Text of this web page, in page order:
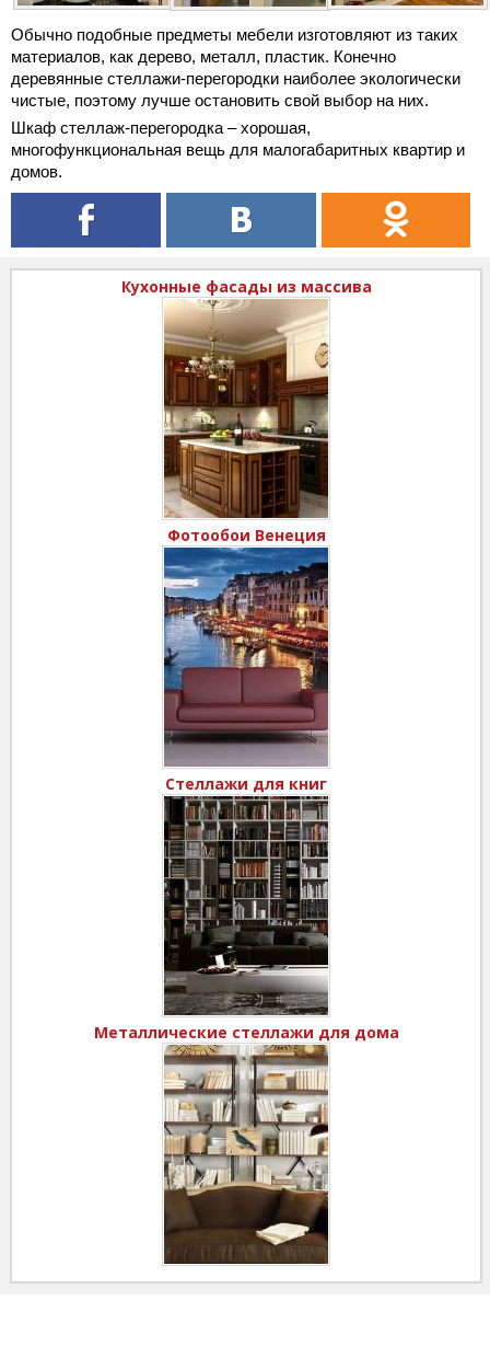
Обычно подобные предметы мебели изготовляют из таких
материалов, как дерево, металл, пластик. Конечно
деревянные стеллажи-перегородки наиболее экологически
чистые, поэтому лучше остановить свой выбор на них.
Шкаф стеллаж-перегородка – хорошая,
многофункциональная вещь для малогабаритных квартир и
домов.
Кухонные фасады из массива
Фотообои Венеция
Стеллажи для книг
Металлические стеллажи для дома